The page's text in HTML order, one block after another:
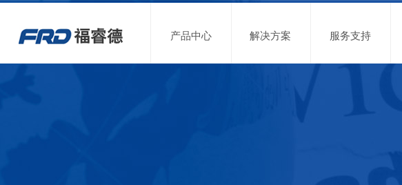
产品中心 解决方案 服务支持